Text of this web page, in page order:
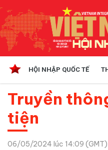
HỘI NHẬP QUỐC TẾ
Truyền
tiện
06/05/2024 lúc 14:09 (GMT)